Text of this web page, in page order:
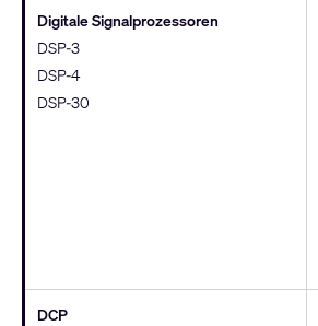
Digitale Signalprozessoren
DSP-3
DSP-4
DSP-30
DCP